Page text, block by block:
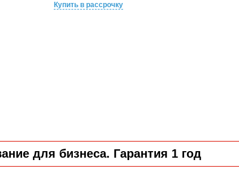
Купить в рассрочку
для бизнеса. Гарантия 1 год